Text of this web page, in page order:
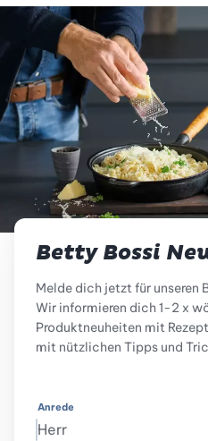
Betty Bossi
Melde dich jetzt für unseren
Wir informieren dich 1-2 x
Produktneuheiten mit
mit nützlichen Tipps und
Anrede
Herr